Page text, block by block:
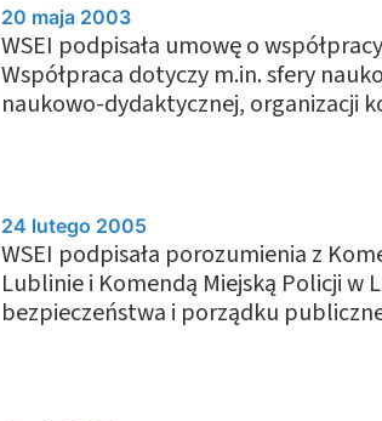
20 maja 2003
WSEI podpisała umowę o
Współpraca dotyczy m.in. sfery
naukowo-dydaktycznej, organizacji
24 lutego 2005
WSEI podpisała porozumienia z
Lublinie i Komendą Miejską Policji w
bezpieczeństwa i porządku